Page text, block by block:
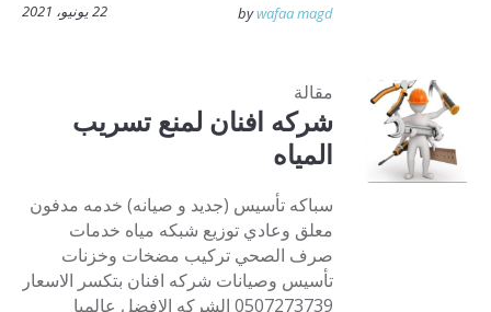
22 يونيو، 2021 bywafaa magd
مقالة
شركه افنان لمنع تسريب
المياه
سباكه تأسيس (جديد و صيانه) خدمه مدفون
معلق وعادي توزيع شبكه مياه خدمات
صرف الصحي تركيب مضخات وخزنات
تأسيس وصيانات شركه افنان بتكسر الاسعار
0507273739 الشركه الافضل عالميا